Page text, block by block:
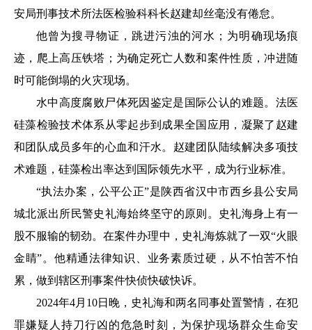
安局刑事技术所法医检验科科长赵建却丝毫没有倦怠。
他曾为搜寻物证，跳进污浊的河水；为明确现场痕
迹，爬上高压铁塔；为确定死亡人数和案件性质，冲进随
时可能倒塌的火灾现场。
水中高度腐败尸体死因鉴定是国际公认的难题。法医
硅藻检验技术体系从零起步到成果全国应用，凝聚了赵建
和团队成员多年的心血和汗水。赵建团队陆续解决多项技
术难题，硅藻检出率达到国际领先水平，成为行业标准。
“执法办案，公平公正”是陕西省汉中市西乡县公安局
城北派出所民警史礼海始终坚守的原则。史礼海身上有一
股不服输的韧劲。在案件办理中，史礼海炼就了一双“火眼
金睛”。他精通法律知识、业务素质过硬，从不怕苦不怕
累，做到辖区刑事案件快侦快破快诉。
2024年4月10日晚，史礼海和两名同事处置警情，在犯
罪嫌疑人持刀行凶的危急时刻，为保护现场群众生命安